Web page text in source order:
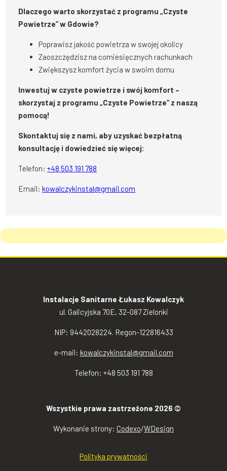
Dlaczego warto skorzystać z programu „Czyste
Powietrze” w Gdowie?
Poprawisz jakość powietrza w swojej okolicy
Zaoszczędzisz na comiesięcznych rachunkach
Zwiększysz komfort życia w swoim domu
Inwestuj w czyste powietrze i swój komfort –
skorzystaj z programu „Czyste Powietrze” z naszą
pomocą!
Skontaktuj się z nami, aby uzyskać bezpłatną
konsultację i dowiedzieć się więcej:
Telefon:+48 503 191 788
Email:kowalczykinstal@gmail.com
Instalacje Sanitarne Łukasz Kowalczyk
ul. Galicyjska 70E, 32-087 Zielonki
NIP: 9442028224. Regon-122816433
e-mail: kowalczykinstal@gmail.com
Telefon: +48 503 191 788
Wszystkie prawa zastrzeżone 2026 ©
Wykonanie strony: Codexo/WDesign
Polityka prywatności